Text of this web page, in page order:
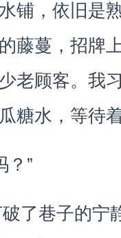
铺，依旧是
藤蔓，招牌
老顾客。我
糖水，等待
？”
了巷子的宁